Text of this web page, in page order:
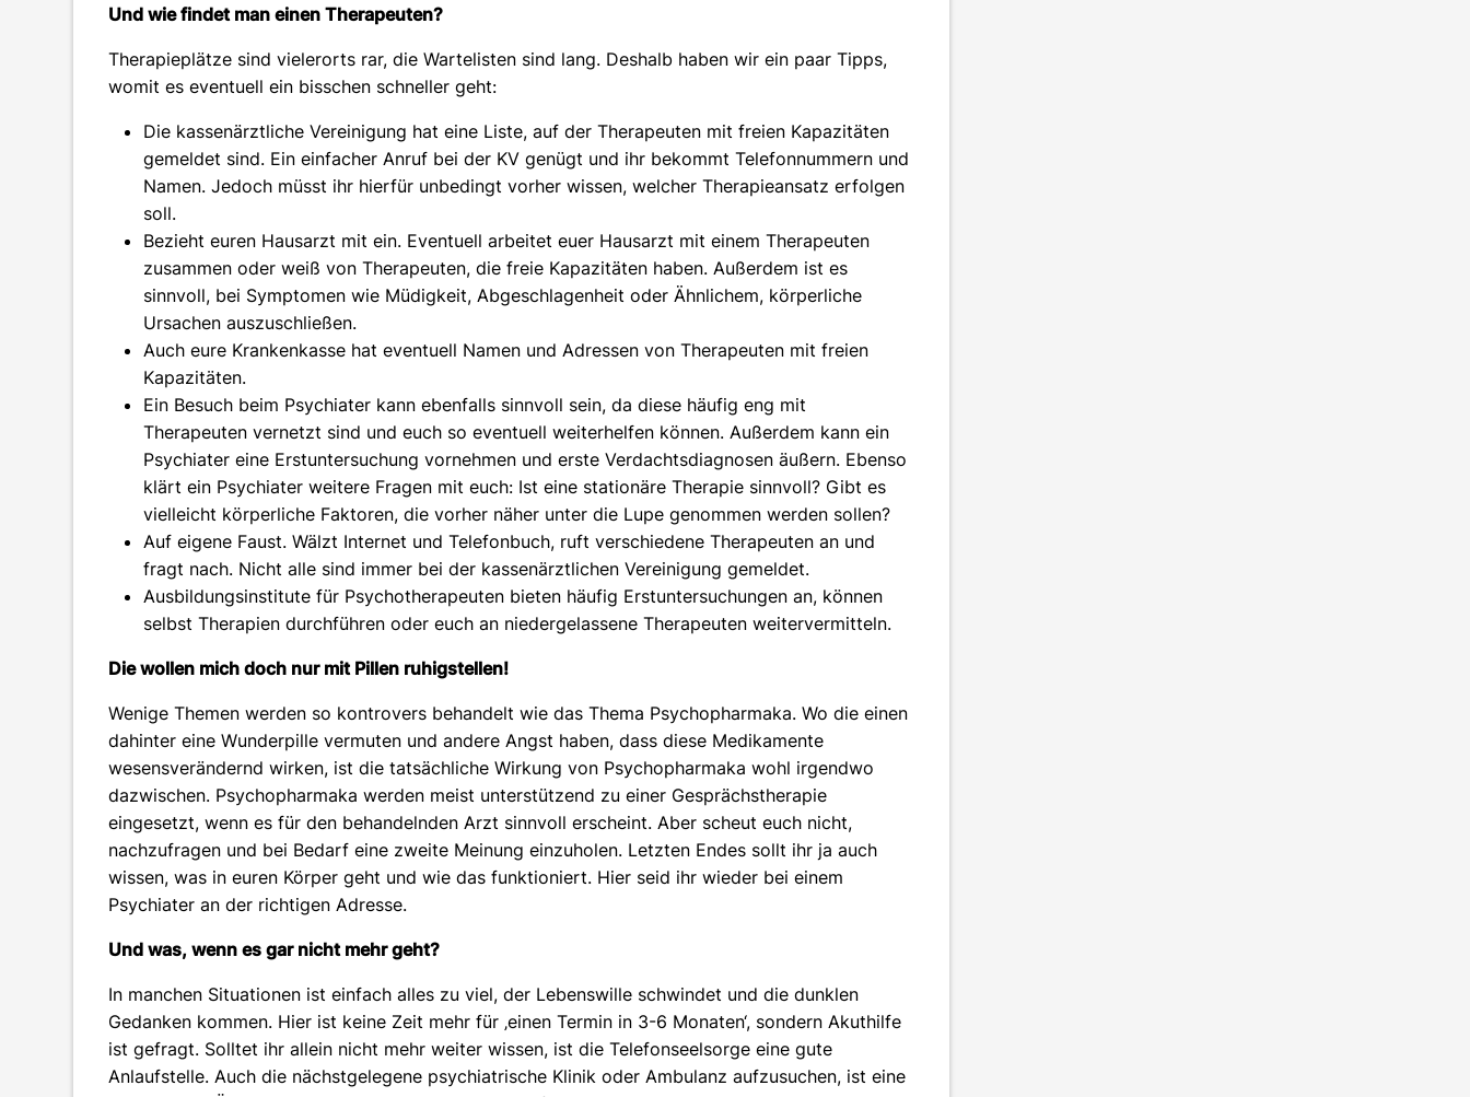
Und wie findet man einen Therapeuten?
Therapieplätze sind vielerorts rar, die Wartelisten sind lang. Deshalb haben wir ein paar Tipps,
womit es eventuell ein bisschen schneller geht:
Die kassenärztliche Vereinigung hat eine Liste, auf der Therapeuten mit freien Kapazitäten
gemeldet sind. Ein einfacher Anruf bei der KV genügt und ihr bekommt Telefonnummern und
Namen. Jedoch müsst ihr hierfür unbedingt vorher wissen, welcher Therapieansatz erfolgen
soll.
Bezieht euren Hausarzt mit ein. Eventuell arbeitet euer Hausarzt mit einem Therapeuten
zusammen oder weiß von Therapeuten, die freie Kapazitäten haben. Außerdem ist es
sinnvoll, bei Symptomen wie Müdigkeit, Abgeschlagenheit oder Ähnlichem, körperliche
Ursachen auszuschließen.
Auch eure Krankenkasse hat eventuell Namen und Adressen von Therapeuten mit freien
Kapazitäten.
Ein Besuch beim Psychiater kann ebenfalls sinnvoll sein, da diese häufig eng mit
Therapeuten vernetzt sind und euch so eventuell weiterhelfen können. Außerdem kann ein
Psychiater eine Erstuntersuchung vornehmen und erste Verdachtsdiagnosen äußern. Ebenso
klärt ein Psychiater weitere Fragen mit euch: Ist eine stationäre Therapie sinnvoll? Gibt es
vielleicht körperliche Faktoren, die vorher näher unter die Lupe genommen werden sollen?
Auf eigene Faust. Wälzt Internet und Telefonbuch, ruft verschiedene Therapeuten an und
fragt nach. Nicht alle sind immer bei der kassenärztlichen Vereinigung gemeldet.
Ausbildungsinstitute für Psychotherapeuten bieten häufig Erstuntersuchungen an, können
selbst Therapien durchführen oder euch an niedergelassene Therapeuten weitervermitteln.
Die wollen mich doch nur mit Pillen ruhigstellen!
Wenige Themen werden so kontrovers behandelt wie das Thema Psychopharmaka. Wo die einen
dahinter eine Wunderpille vermuten und andere Angst haben, dass diese Medikamente
wesensverändernd wirken, ist die tatsächliche Wirkung von Psychopharmaka wohl irgendwo
dazwischen. Psychopharmaka werden meist unterstützend zu einer Gesprächstherapie
eingesetzt, wenn es für den behandelnden Arzt sinnvoll erscheint. Aber scheut euch nicht,
nachzufragen und bei Bedarf eine zweite Meinung einzuholen. Letzten Endes sollt ihr ja auch
wissen, was in euren Körper geht und wie das funktioniert. Hier seid ihr wieder bei einem
Psychiater an der richtigen Adresse.
Und was, wenn es gar nicht mehr geht?
In manchen Situationen ist einfach alles zu viel, der Lebenswille schwindet und die dunklen
Gedanken kommen. Hier ist keine Zeit mehr für ‚einen Termin in 3-6 Monaten‘, sondern Akuthilfe
ist gefragt. Solltet ihr allein nicht mehr weiter wissen, ist die Telefonseelsorge eine gute
Anlaufstelle. Auch die nächstgelegene psychiatrische Klinik oder Ambulanz aufzusuchen, ist eine